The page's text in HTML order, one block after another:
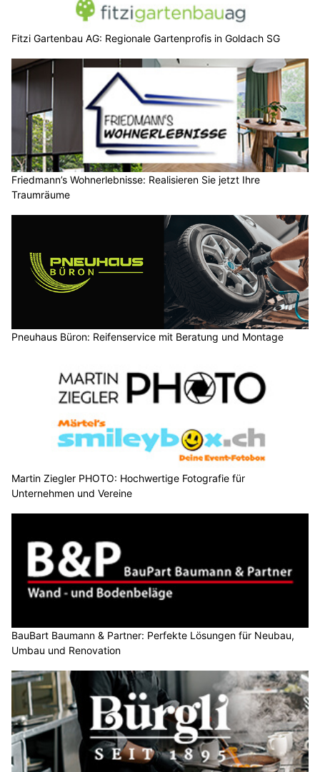
Fitzi Gartenbau AG: Regionale Gartenprofis in Goldach SG
Friedmann’s Wohnerlebnisse: Realisieren Sie jetzt Ihre
Traumräume
Pneuhaus Büron: Reifenservice mit Beratung und Montage
Martin Ziegler PHOTO: Hochwertige Fotografie für
Unternehmen und Vereine
BauBart Baumann & Partner: Perfekte Lösungen für Neubau,
Umbau und Renovation